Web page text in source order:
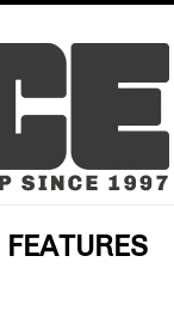
FEATURES